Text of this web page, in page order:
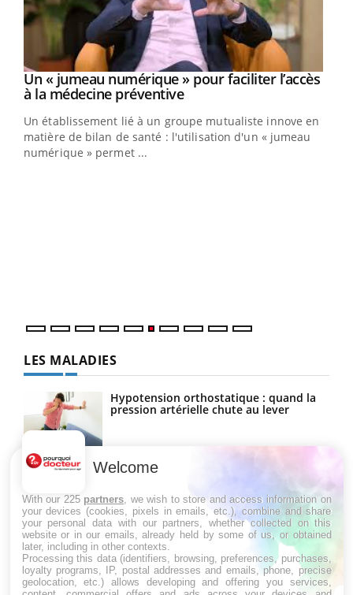
Youtube
Un « jumeau numérique » pour faciliter l’accès
à la médecine préventiveYoutube
Un établissement lié à un groupe mutualiste innove en
matière de bilan de santé : l'utilisation d'un « jumeau
numérique » permet ...
LES MALADIES
Hypotension orthostatique : quand la
pression artérielle chute au lever
Drépanocytose : une déformation des
Maladie de Charcot (Sclérose latérale
amyotrophique)
Welcome
With our 225 partners , we wish to store and access information on
your devices (cookies, pixels in emails, etc.), combine and share
your personal data with our partners, whether collected on this
website or in our emails, already held by some of us, or obtained
later, including in other contexts.
Processing this data (identifiers, browsing, preferences, purchases,
loyalty programs, IP, postal addresses and emails, phone, precise
geolocation, etc.) allows developing and offering you services,